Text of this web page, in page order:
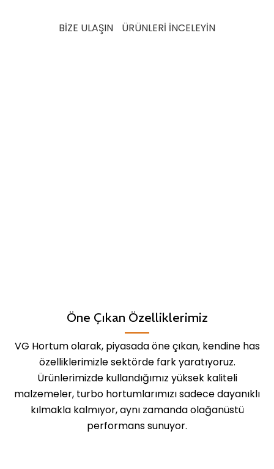
BİZE ULAŞIN ÜRÜNLERİ İNCELEYİN
Öne Çıkan Özelliklerimiz
VG Hortum olarak, piyasada öne çıkan, kendine has
özelliklerimizle sektörde fark yaratıyoruz.
Ürünlerimizde kullandığımız yüksek kaliteli
malzemeler, turbo hortumlarımızı sadece dayanıklı
kılmakla kalmıyor, aynı zamanda olağanüstü
performans sunuyor.